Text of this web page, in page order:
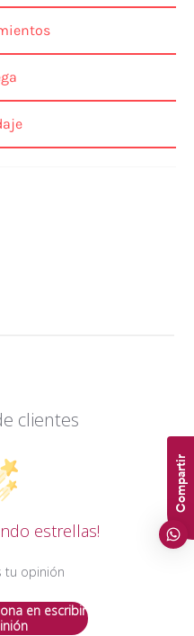
clientes
estrellas!
tu opinión
en escribir
Compartir